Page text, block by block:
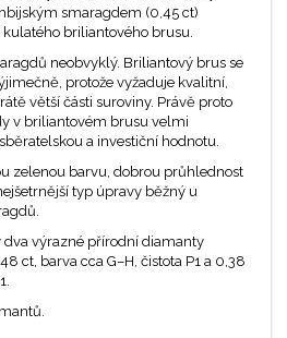
smaragdem (0,45 ct)
briliantového brusu.
neobvyklý. Briliantový brus se
protože vyžaduje kvalitní,
větší části suroviny. Právě proto
v briliantovém brusu velmi
a investiční hodnotu.
zelenou barvu, dobrou průhlednost
typ úpravy běžný u
dva výrazné přírodní diamanty
ct, barva cca G–H, čistota P1 a 0,38